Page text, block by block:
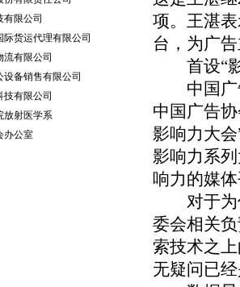
有限公司
际货运代理有限公司
流有限公司
设备销售有限公司
技有限公司
放射医学系
办公室
项。王湛
台，为广
首设“影
中国广告
中国广告
影响力大
影响力系
响力的媒
对于为何
委会相关
索技术之
无疑问已